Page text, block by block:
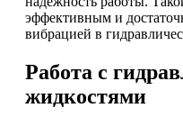
эффективным и
вибрацией в
Работа с
жидкостями